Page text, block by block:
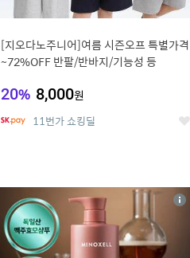
[지오다노주니어]여름 시즌오프 특별가격
~72%OFF 반팔/반바지/기능성 등
20% 8,000원
11번가 쇼킹딜 좋
8
상